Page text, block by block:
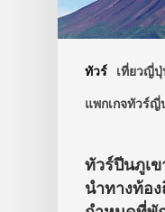
ทัวร์ เที่ยวญี่ปุ่
แพกเกจทัวร์ญี่
ทัวร์ปีนภูเ
นำทางท้อ